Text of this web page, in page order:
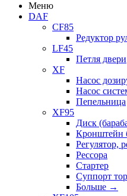
Меню
DAF
CF85
Редуктор
LF45
Петля двери
XF
Насос
Насос
Пепельница
XF95
Диск
Кронштейн
Регулятор,
Рессора
Стартер
Суппорт
Больше →